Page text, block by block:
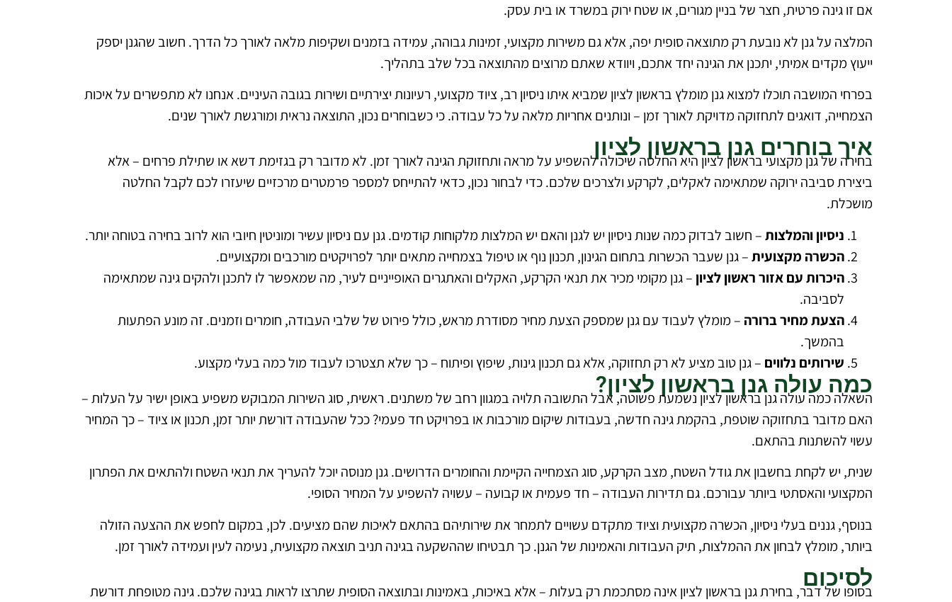
אם זו גינה פרטית, חצר של בניין מגורים, או שטח ירוק במשרד או בית עסק.
המלצה על גנן לא נובעת רק מתוצאה סופית יפה, אלא גם משירות מקצועי, זמינות גבוהה, עמידה בזמנים ושקיפות מלאה לאורך כל הדרך. חשוב שהגנן יספק
ייעוץ מקדים אמיתי, יתכנן את הגינה יחד אתכם, ויוודא שאתם מרוצים מהתוצאה בכל שלב בתהליך.
בפרחי המושבה תוכלו למצוא גנן מומלץ בראשון לציון שמביא איתו ניסיון רב, ציוד מקצועי, רעיונות יצירתיים ושירות בגובה העיניים. אנחנו לא מתפשרים על איכות
הצמחייה, דואגים לתחזוקה מדויקת לאורך זמן – ונותנים אחריות מלאה על כל עבודה. כי כשבוחרים נכון, התוצאה נראית ומורגשת לאורך שנים.
איך בוחרים גנן בראשון לציון
בחירה של גנן מקצועי בראשון לציון היא החלטה שיכולה להשפיע על מראה ותחזוקת הגינה לאורך זמן. לא מדובר רק בגזימת דשא או שתילת פרחים – אלא
ביצירת סביבה ירוקה שמתאימה לאקלים, לקרקע ולצרכים שלכם. כדי לבחור נכון, כדאי להתייחס למספר פרמטרים מרכזיים שיעזרו לכם לקבל החלטה
מושכלת.
ניסיון והמלצות– חשוב לבדוק כמה שנות ניסיון יש לגנן והאם יש המלצות מלקוחות קודמים. גנן עם ניסיון עשיר ומוניטין חיובי הוא לרוב בחירה בטוחה יותר.
הכשרה מקצועית– גנן שעבר הכשרות בתחום הגינון, תכנון נוף או טיפול בצמחייה מתאים יותר לפרויקטים מורכבים ומקצועיים.
היכרות עם אזור ראשון לציון – גנן מקומי מכיר את תנאי הקרקע, האקלים והאתגרים האופייניים לעיר, מה שמאפשר לו לתכנן ולהקים גינה שמתאימה
לסביבה.
הצעת מחיר ברורה – מומלץ לעבוד עם גנן שמספק הצעת מחיר מסודרת מראש, כולל פירוט של שלבי העבודה, חומרים וזמנים. זה מונע הפתעות
בהמשך.
שירותים נלווים – גנן טוב מציע לא רק תחזוקה, אלא גם תכנון גינות, שיפוץ ופיתוח – כך שלא תצטרכו לעבוד מול כמה בעלי מקצוע.
כמה עולה גנן בראשון לציון?
השאלה כמה עולה גנן בראשון לציון נשמעת פשוטה, אבל התשובה תלויה במגוון רחב של משתנים. ראשית, סוג השירות המבוקש משפיע באופן ישיר על העלות –
האם מדובר בתחזוקה שוטפת, בהקמת גינה חדשה, בעבודות שיקום מורכבות או בפרויקט חד פעמי? ככל שהעבודה דורשת יותר זמן, תכנון או ציוד – כך המחיר
עשוי להשתנות בהתאם.
שנית, יש לקחת בחשבון את גודל השטח, מצב הקרקע, סוג הצמחייה הקיימת והחומרים הדרושים. גנן מנוסה יוכל להעריך את תנאי השטח ולהתאים את הפתרון
המקצועי והאסתטי ביותר עבורכם. גם תדירות העבודה – חד פעמית או קבועה – עשויה להשפיע על המחיר הסופי.
בנוסף, גננים בעלי ניסיון, הכשרה מקצועית וציוד מתקדם עשויים לתמחר את שירותיהם בהתאם לאיכות שהם מציעים. לכן, במקום לחפש את ההצעה הזולה
ביותר, מומלץ לבחון את ההמלצות, תיק העבודות והאמינות של הגנן. כך תבטיחו שההשקעה בגינה תניב תוצאה מקצועית, נעימה לעין ועמידה לאורך זמן.
לסיכום
בסופו של דבר, בחירת גנן בראשון לציון אינה מסתכמת רק בעלות – אלא באיכות, באמינות ובתוצאה הסופית שתרצו לראות בגינה שלכם. גינה מטופחת דורשת